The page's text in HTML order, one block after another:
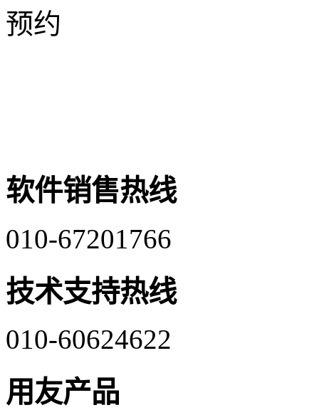
预约
软件销售热线
010-67201766
技术支持热线
010-60624622
用友产品